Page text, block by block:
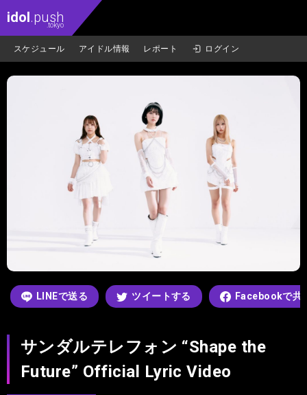
idol.push
.tokyo
スケジュール アイドル情報 レポート ログイン
LINEで送る ツイートする Facebookで共
サンダルテレフォン “Shape the
Future” Official Lyric Video